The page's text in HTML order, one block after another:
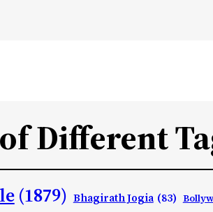
Different
(1879) Bhagirath Jogia (83)